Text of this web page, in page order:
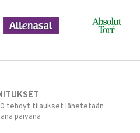
tehdyt tilaukset lähetetään
päivänä